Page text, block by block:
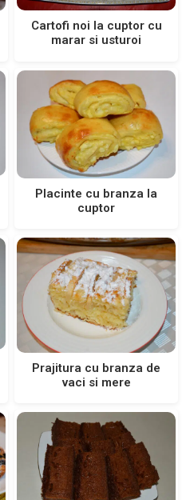
Cartofi noi la cuptor cu
marar si usturoi
Placinte cu branza la
cuptor
Prajitura cu branza de
vaci si mere